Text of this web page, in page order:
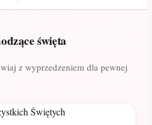
święta
z wyprzedzeniem dla pewnej